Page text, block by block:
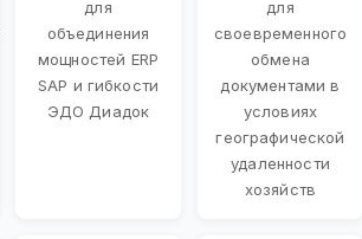
для
объединения
мощностей ERP
SAP и гибкости
ЭДО Диадок
для
своевременного
обмена
документами в
условиях
географической
удаленности
хозяйств